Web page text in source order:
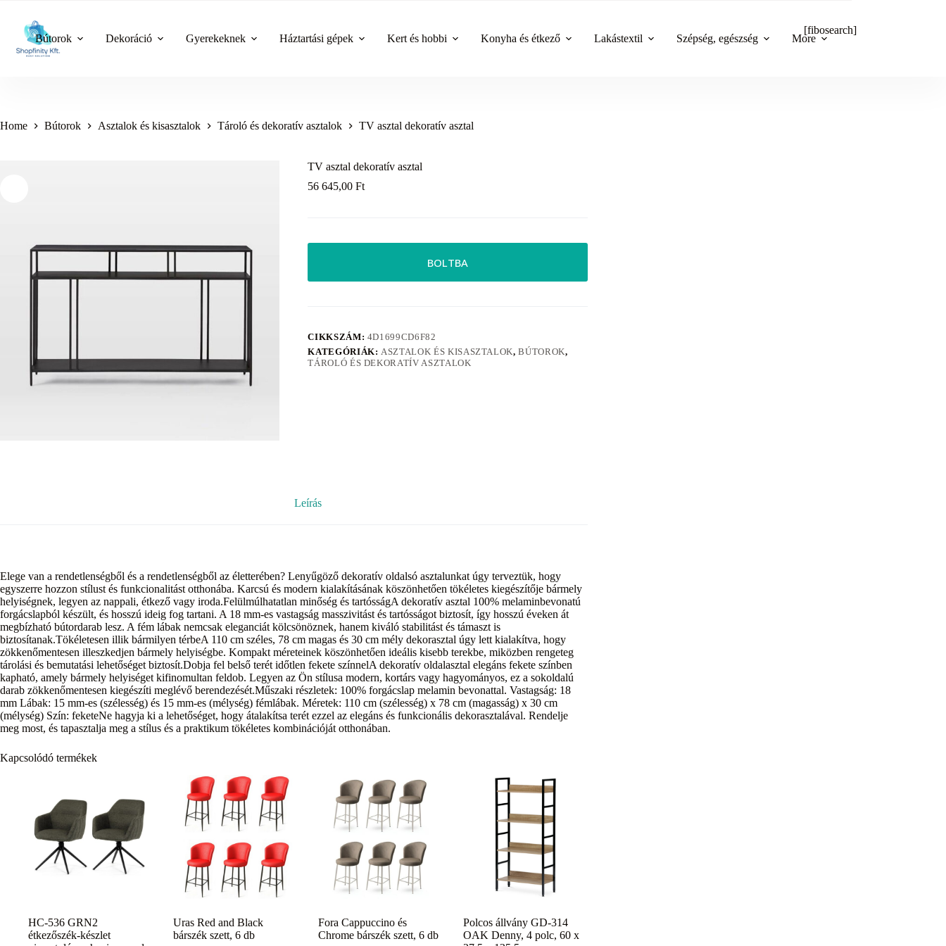
content
Bútorok Dekoráció Gyerekeknek Háztartási gépek Kert és hobbi Konyha és étkező Lakástextil Szépség, egészség More
[fibosearch]
Home Bútorok Asztalok és kisasztalok Tároló és dekoratív asztalok TV asztal dekoratív asztal
TV asztal dekoratív asztal
56 645,00Ft
BOLTBA
CIKKSZÁM: 4D1699CD6F82
KATEGÓRIÁK:ASZTALOK ÉS KISASZTALOK,BÚTOROK,
TÁROLÓ ÉS DEKORATÍV ASZTALOK
Leírás
Elege van a rendetlenségből és a rendetlenségből az életterében? Lenyűgöző dekoratív oldalsó asztalunkat úgy terveztük, hogy
egyszerre hozzon stílust és funkcionalitást otthonába. Karcsú és modern kialakításának köszönhetően tökéletes kiegészítője bármely
helyiségnek, legyen az nappali, étkező vagy iroda.Felülmúlhatatlan minőség és tartósságA dekoratív asztal 100% melaminbevonatú
forgácslapból készült, és hosszú ideig fog tartani. A 18 mm-es vastagság masszivitást és tartósságot biztosít, így hosszú éveken át
megbízható bútordarab lesz. A fém lábak nemcsak eleganciát kölcsönöznek, hanem kiváló stabilitást és támaszt is
biztosítanak.Tökéletesen illik bármilyen térbeA 110 cm széles, 78 cm magas és 30 cm mély dekorasztal úgy lett kialakítva, hogy
zökkenőmentesen illeszkedjen bármely helyiségbe. Kompakt méreteinek köszönhetően ideális kisebb terekbe, miközben rengeteg
tárolási és bemutatási lehetőséget biztosít.Dobja fel belső terét időtlen fekete színnelA dekoratív oldalasztal elegáns fekete színben
kapható, amely bármely helyiséget kifinomultan feldob. Legyen az Ön stílusa modern, kortárs vagy hagyományos, ez a sokoldalú
darab zökkenőmentesen kiegészíti meglévő berendezését.Műszaki részletek: 100% forgácslap melamin bevonattal. Vastagság: 18
mm Lábak: 15 mm-es (szélesség) és 15 mm-es (mélység) fémlábak. Méretek: 110 cm (szélesség) x 78 cm (magasság) x 30 cm
(mélység) Szín: feketeNe hagyja ki a lehetőséget, hogy átalakítsa terét ezzel az elegáns és funkcionális dekorasztalával. Rendelje
meg most, és tapasztalja meg a stílus és a praktikum tökéletes kombinációját otthonában.
Kapcsolódó termékek
HC-536 GRN2
étkezőszék-készlet
Uras Red and Black
bárszék szett, 6 db
Fora Cappuccino és
Chrome bárszék szett, 6 db
Polcos állvány GD-314
OAK Denny, 4 polc, 60 x